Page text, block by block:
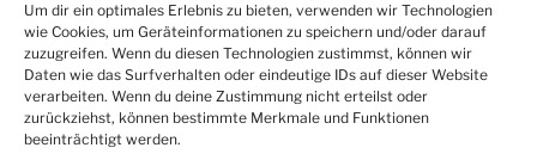
Um dir ein optimales Erlebnis zu bieten, verwenden wir Technologien
wie Cookies, um Geräteinformationen zu speichern und/oder darauf
zuzugreifen. Wenn du diesen Technologien zustimmst, können wir
Daten wie das Surfverhalten oder eindeutige IDs auf dieser Website
verarbeiten. Wenn du deine Zustimmung nicht erteilst oder
zurückziehst, können bestimmte Merkmale und Funktionen
beeinträchtigt werden.
Wandern